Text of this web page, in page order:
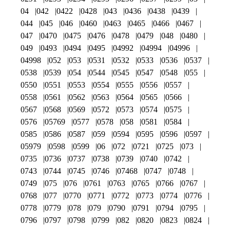
04
042 0422 0428 043 0436 0438
0439
044
045 046 0460 0463 0465 0466
0467
047
0470 0475 0476 0478 0479 048
0480
049
0493 0494 0495 04992 04994
04996
04998
052 053 0531 0532 0533 0536
0537
0538
0539 054 0544 0545 0547 0548
055
0550
0551 0553 0554 0555 0556
0557
0558
0561 0562 0563 0564 0565
0566
0567
0568 0569 0572 0573 0574
0575
0576
05769 0577 0578 058 0581
0584
0585
0586 0587 059 0594 0595 0596
0597
05979
0598 0599 06 072 0721 0725
073
0735
0736 0737 0738 0739 0740
0742
0743
0744 0745 0746 07468 0747
0748
0749
075 076 0761 0763 0765 0766
0767
0768
077 0770 0771 0772 0773 0774
0776
0778
0779 078 079 0790 0791 0794
0795
0796
0797 0798 0799 082 0820 0823
0824